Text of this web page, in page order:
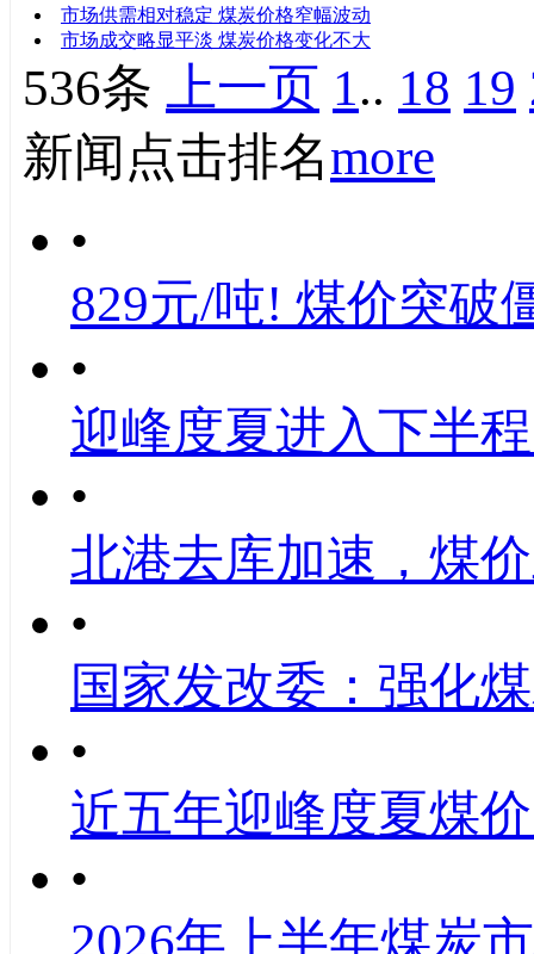
市场供需相对稳定 煤炭价格窄幅波动
市场成交略显平淡 煤炭价格变化不大
536条 上一页 1.. 18 19
新闻点击排名more
•
829元/吨! 煤价突破
•
迎峰度夏进入下半
•
北港去库加速，煤
•
国家发改委：强化
•
近五年迎峰度夏煤
•
2026年上半年煤炭